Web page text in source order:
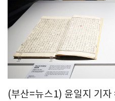
(부산=뉴스1) 윤일지 기